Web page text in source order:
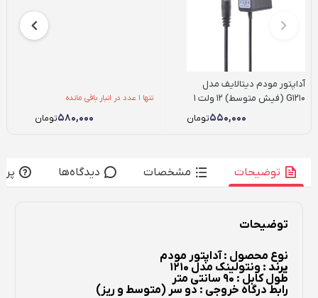
آداپتور مودم دیتالایف مدل
G1210 (فیش متوسط) 12 ولت 1
۵۵۰,۰۰۰تومان
تنها 1 عدد در انبار باقی مانده
۵۸۰,۰۰۰تومان
توضیحات مشخصات دیدگاه‌ها
توضیحات
نوع محصول : آداپتور مودم
یرند : ونتولینک مدل 1210
طول کابل : 90 سانتی متر
رابط درگاه خروجی : دو سر (متوسط و ریز)